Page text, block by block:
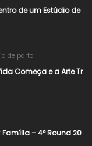
de um Estúdio de
de parto
Começa e a Arte Tr
– 4° Round 20